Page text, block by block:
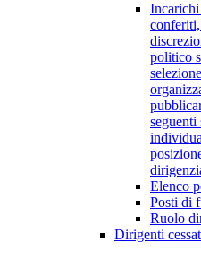
politico
Elenco
Posti di
Ruolo
Dirigenti